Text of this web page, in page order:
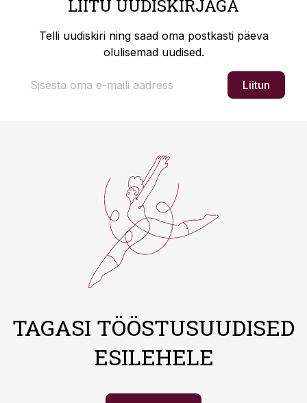
LIITU UUDISKIRJAGA
Telli uudiskiri ning saad oma postkasti päeva
olulisemad uudised.
Liitun
TAGASI TÖÖSTUSUUDISED
ESILEHELE